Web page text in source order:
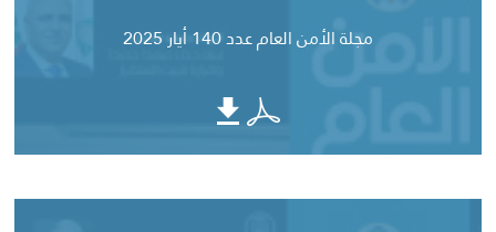
مجلة الأمن العام عدد 140 أيار 2025